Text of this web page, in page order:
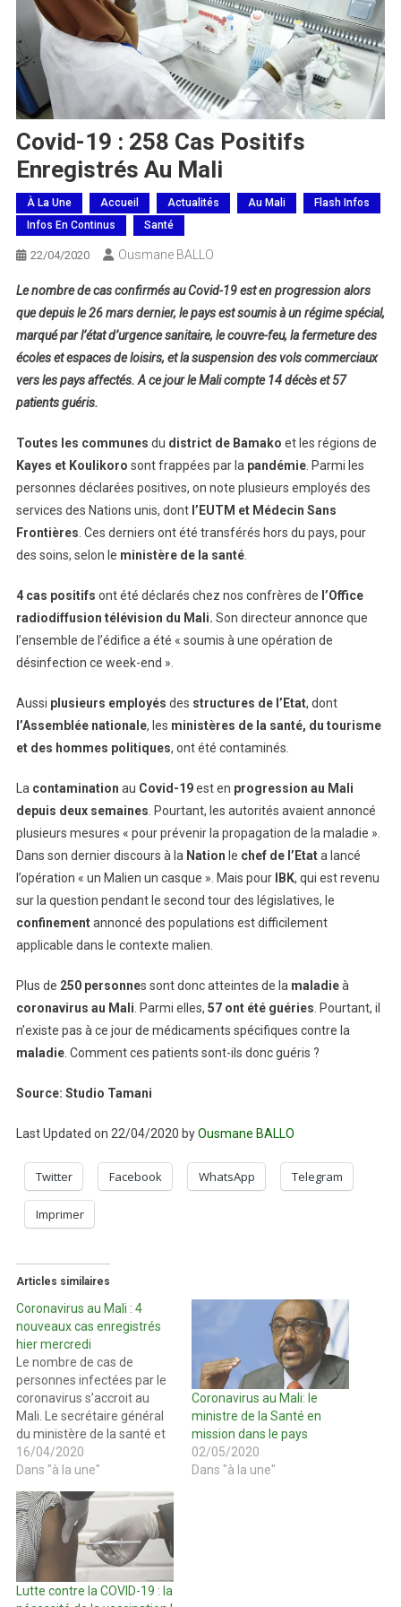
Covid-19 : 258 Cas Positifs
Enregistrés Au Mali
À La Une Accueil Actualités Au Mali
Flash Infos
Infos En Continus
Santé
22/04/2020 Ousmane BALLO
Le nombre de cas confirmés au Covid-19 est en progression alors
que depuis le 26 mars dernier, le pays est soumis à un régime spécial,
marqué par l’état d’urgence sanitaire, le couvre-feu, la fermeture des
écoles et espaces de loisirs, et la suspension des vols commerciaux
vers les pays affectés. A ce jour le Mali compte 14 décès et 57
patients guéris.
Toutes les communes du district de Bamako et les régions de
Kayes et Koulikoro sont frappées par la pandémie. Parmi les
personnes déclarées positives, on note plusieurs employés des
services des Nations unis, dontl’EUTM et Médecin Sans
Frontières . Ces derniers ont été transférés hors du pays, pour
des soins, selon le ministère de la santé.
4 cas positifs ont été déclarés chez nos confrères de l’Office
radiodiffusion télévision du Mali. Son directeur annonce que
l’ensemble de l’édifice a été « soumis à une opération de
désinfection ce week-end ».
Aussi plusieurs employés des structures de l’Etat, dont
l’Assemblée nationale, les ministères de la santé, du tourisme
et des hommes politiques, ont été contaminés.
La contamination au Covid-19est en progression au Mali
depuis deux semaines . Pourtant, les autorités avaient annoncé
plusieurs mesures « pour prévenir la propagation de la maladie ».
Dans son dernier discours à la Nation le chef de l’Etata lancé
l’opération « un Malien un casque ». Mais pourIBK, qui est revenu
sur la question pendant le second tour des législatives, le
confinementannoncé des populations est difficilement
applicable dans le contexte malien.
Plus de 250 personnes sont donc atteintes de la maladieà
coronavirus au Mali . Parmi elles, 57 ont été guéries . Pourtant, il
n’existe pas à ce jour de médicaments spécifiques contre la
maladie. Comment ces patients sont-ils donc guéris ?
Source: Studio Tamani
Last Updated on 22/04/2020 byOusmane BALLO
Twitter Facebook WhatsApp Telegram
Imprimer
Articles similaires
Coronavirus au Mali : 4
nouveaux cas enregistrés
hier mercredi
Le nombre de cas de
personnes infectées par le
coronavirus s’accroit au
Mali. Le secrétaire général
du ministère de la santé et
des affaires sociales Dr
Mama Coumaré, dans son
15 Avril 2020, a informé
que 4 nouveaux cas ont été
enregistrés par les services
sanitaires portant…
16/04/2020
Dans "à la une"
Coronavirus au Mali: le
ministre de la Santé en
mission dans le pays
02/05/2020
Dans "à la une"
Lutte contre la COVID-19 : la